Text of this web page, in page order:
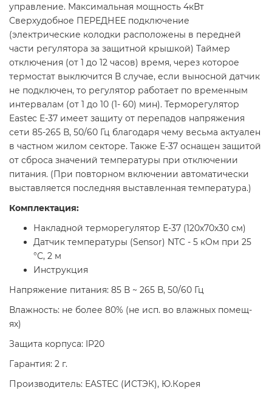
управление. Максимальная мощность 4кВт
Сверхудобное ПЕРЕДНЕЕ подключение
(электрические колодки расположены в передней
части регулятора за защитной крышкой) Таймер
отключения (от 1 до 12 часов) время, через которое
термостат выключится В случае, если выносной датчик
не подключен, то регулятор работает по временным
интервалам (от 1 до 10 (1- 60) мин). Терморегулятор
Eastec E-37 имеет защиту от перепадов напряжения
сети 85-265 В, 50/60 Гц благодаря чему весьма актуален
в частном жилом секторе. Также Е-37 оснащен защитой
от сброса значений температуры при отключении
питания. (При повторном включении автоматически
выставляется последняя выставленная температура.)
Комплектация:
Накладной терморегулятор Е-37 (120х70х30 см)
Датчик температуры (Sensor) NTC - 5 кОм при 25
°С, 2 м
Инструкция
Напряжение питания: 85 В ~ 265 В, 50/60 Гц
Влажность: не более 80% (не исп. во влажных помещ-
ях)
Защита корпуса: IP20
Гарантия: 2 г.
Производитель: EASTEC (ИСТЭК), Ю.Корея